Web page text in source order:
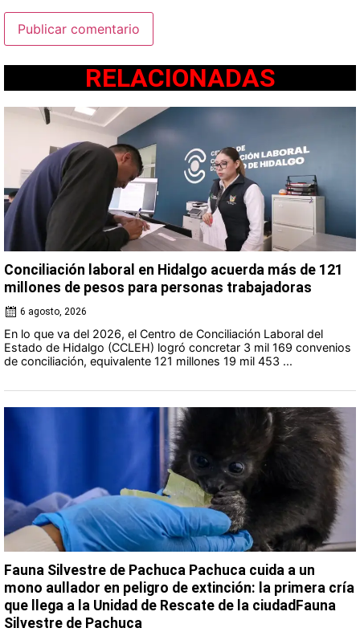
RELACIONADAS
Conciliación laboral en Hidalgo acuerda más de 121
millones de pesos para personas trabajadoras
6 agosto, 2026
En lo que va del 2026, el Centro de Conciliación Laboral del
Estado de Hidalgo (CCLEH) logró concretar 3 mil 169 convenios
de conciliación, equivalente 121 millones 19 mil 453 ...
Fauna Silvestre de Pachuca Pachuca cuida a un
mono aullador en peligro de extinción: la primera cría
que llega a la Unidad de Rescate de la ciudadFauna
Silvestre de Pachuca